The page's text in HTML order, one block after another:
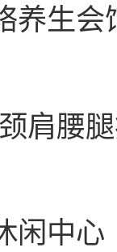
养生会
肩腰
闲中心